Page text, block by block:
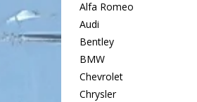
Alfa Romeo
Audi
Bentley
BMW
Chevrolet
Chrysler